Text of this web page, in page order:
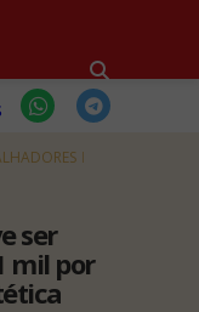
ser
mil por